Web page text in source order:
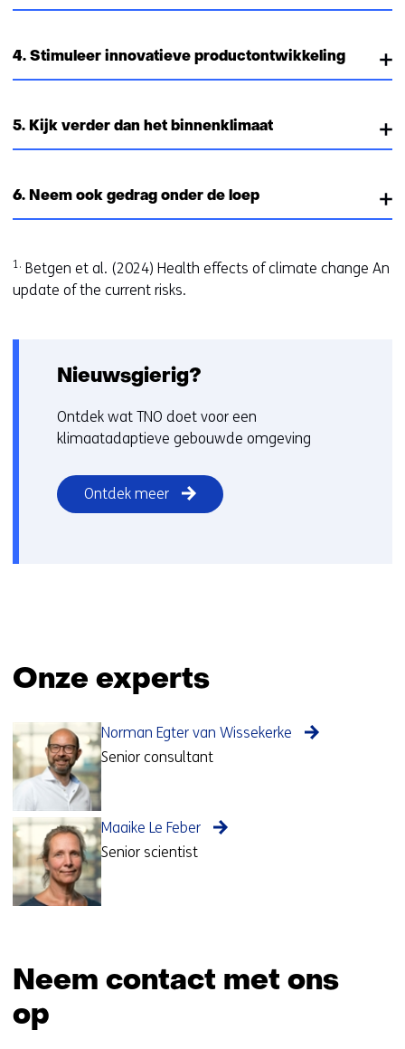
4. Stimuleer innovatieve productontwikkeling
5. Kijk verder dan het binnenklimaat
6. Neem ook gedrag onder de loep
1. Betgen et al. (2024) Health effects of climate change An
update of the current risks.
Nieuwsgierig?
Ontdek wat TNO doet voor een
klimaatadaptieve gebouwde omgeving
Ontdek meer
Onze experts
Norman Egter van Wissekerke
Senior consultant
Maaike Le Feber
Senior scientist
Neem contact met ons
op